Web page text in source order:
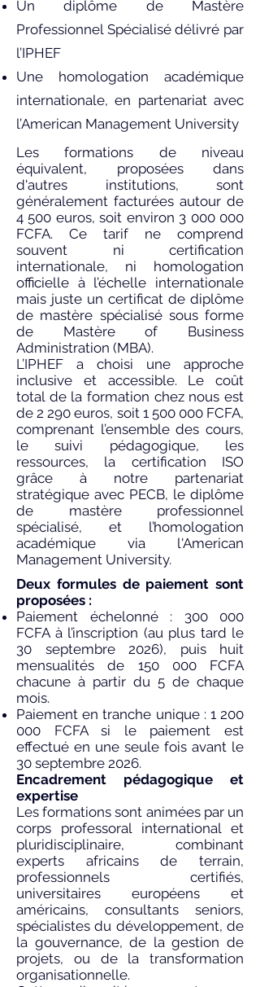
Un diplôme de Mastère
Professionnel Spécialisé délivré par
l’IPHEF
Une homologation académique
internationale, en partenariat avec
l’American Management University
Les formations de niveau
équivalent, proposées dans
d'autres institutions, sont
généralement facturées autour de
4 500 euros, soit environ 3 000 000
FCFA. Ce tarif ne comprend
souvent ni certification
internationale, ni homologation
officielle à l’échelle internationale
mais juste un certificat de diplôme
de mastère spécialisé sous forme
de Mastère of Business
Administration (MBA).
L’IPHEF a choisi une approche
inclusive et accessible. Le coût
total de la formation chez nous est
de 2 290 euros, soit 1 500 000FCFA,
comprenant l’ensemble des cours,
le suivi pédagogique, les
ressources, la certification ISO
grâce à notre partenariat
stratégique avec PECB, le diplôme
de mastère professionnel
spécialisé, et l’homologation
académique via l'American
Management University.
Deux formules de paiement sont
proposées :
Paiement échelonné : 300 000
FCFA à l’inscription (au plus tard le
30 septembre 2026), puis huit
mensualités de 150 000 FCFA
chacune à partir du 5 de chaque
mois.
Paiement en tranche unique : 1 200
000 FCFA si le paiement est
effectué en une seule fois avant le
30 septembre 2026.
Encadrement pédagogique et
expertise
Les formations sont animées par un
corps professoral international et
pluridisciplinaire, combinant
experts africains de terrain,
professionnels certifiés,
universitaires européens et
américains, consultants seniors,
spécialistes du développement, de
la gouvernance, de la gestion de
projets, ou de la transformation
organisationnelle.